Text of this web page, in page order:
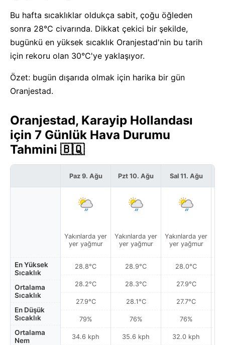
Bu hafta sıcaklıklar oldukça sabit, çoğu öğleden
sonra 28°C civarında. Dikkat çekici bir şekilde,
bugünkü en yüksek sıcaklık Oranjestad'nin bu tarih
için rekoru olan 30°C'ye yaklaşıyor.
Özet: bugün dışarıda olmak için harika bir gün
Oranjestad.
Oranjestad, Karayip Hollandası
için 7 Günlük Hava Durumu
Tahmini 🇧🇶
En Yüksek
Sıcaklık
Ortalama
Sıcaklık
En Düşük
Sıcaklık
Ortalama
Nem
Paz 9. Ağu
Yakınlarda yer
yer yağmur
28.8°C
28.2°C
27.9°C
79%
34.6 kph
Pzt 10. Ağu
Yakınlarda yer
yer yağmur
28.9°C
28.3°C
28.1°C
76%
35.6 kph
Sal 11. Ağu
Yakınlarda yer
yer yağmur
28.0°C
27.9°C
27.7°C
76%
32.0 kph